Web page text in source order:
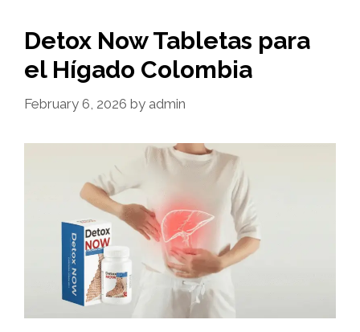
Detox Now Tabletas para
el Hígado Colombia
February 6, 2026 by admin